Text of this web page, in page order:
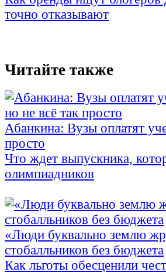
точно отказывают
Читайте также
Абанкина: Вузы оплатят
просто
Что ждет выпускника,
олимпиадников
«Люди буквально землю
стобалльников без бюджета
Как льготы обесценили